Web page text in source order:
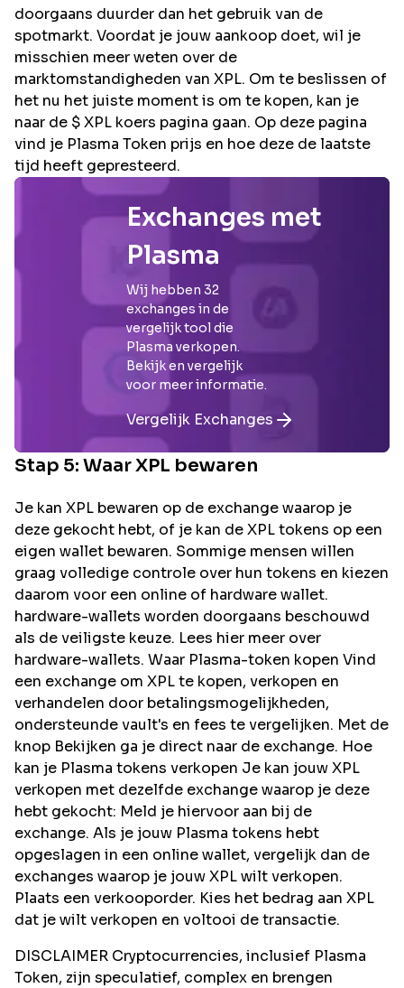
doorgaans duurder dan het gebruik van de
spotmarkt. Voordat je jouw aankoop doet, wil je
misschien meer weten over de
marktomstandigheden van XPL. Om te beslissen of
het nu het juiste moment is om te kopen, kan je
naar de $ XPL koers pagina gaan. Op deze pagina
vind je Plasma Token prijs en hoe deze de laatste
tijd heeft gepresteerd.
Exchanges met
Plasma
Wij hebben 32
exchanges in de
vergelijk tool die
Plasma verkopen.
Bekijk en vergelijk
voor meer informatie.
Vergelijk Exchanges
Stap 5: WaarXPL bewaren
Je kan XPL bewaren op de exchange waarop je
deze gekocht hebt, of je kan de XPL tokens op een
eigen wallet bewaren. Sommige mensen willen
graag volledige controle over hun tokens en kiezen
daarom voor een online of hardware wallet.
hardware-wallets worden doorgaans beschouwd
als de veiligste keuze. Lees hier meer over
hardware-wallets. Waar Plasma-token kopen Vind
een exchange om XPL te kopen, verkopen en
verhandelen door betalingsmogelijkheden,
ondersteunde vault's en fees te vergelijken. Met de
knop Bekijken ga je direct naar de exchange. Hoe
kan je Plasma tokens verkopen Je kan jouw XPL
verkopen met dezelfde exchange waarop je deze
hebt gekocht: Meld je hiervoor aan bij de
exchange. Als je jouw Plasma tokens hebt
opgeslagen in een online wallet, vergelijk dan de
exchanges waarop je jouw XPL wilt verkopen.
Plaats een verkooporder. Kies het bedrag aan XPL
dat je wilt verkopen en voltooi de transactie.
DISCLAIMER Cryptocurrencies, inclusief Plasma
Token, zijn speculatief, complex en brengen